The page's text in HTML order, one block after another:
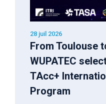
28 juil 2026
From Toulouse
WUPATEC
TAcc+
Program